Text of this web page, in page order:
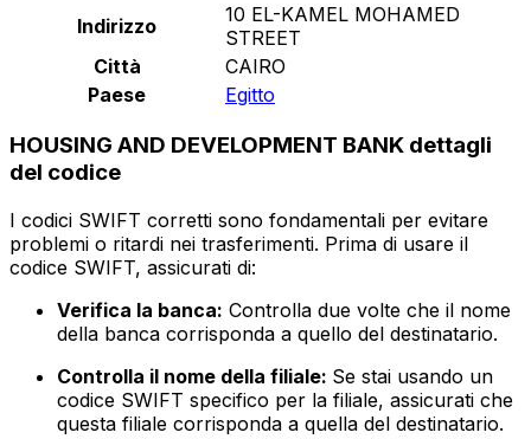
Indirizzo
10 EL-KAMEL MOHAMED
STREET
Città
CAIRO
Paese
Egitto
HOUSING AND DEVELOPMENT BANK dettagli
del codice
I codici SWIFT corretti sono fondamentali per evitare
problemi o ritardi nei trasferimenti. Prima di usare il
codice SWIFT, assicurati di:
Verifica la banca: Controlla due volte che il nome
della banca corrisponda a quello del destinatario.
Controlla il nome della filiale: Se stai usando un
codice SWIFT specifico per la filiale, assicurati che
questa filiale corrisponda a quella del destinatario.